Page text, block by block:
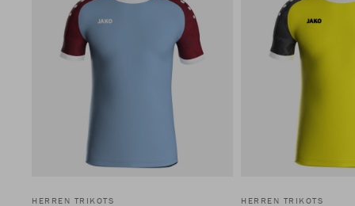
HERREN TRIKOTS HERREN TRIKOTS